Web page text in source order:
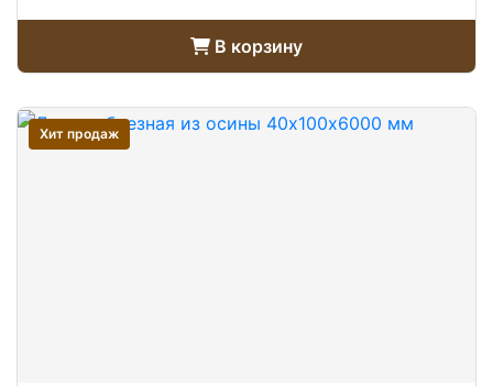
В корзину
Хит продаж